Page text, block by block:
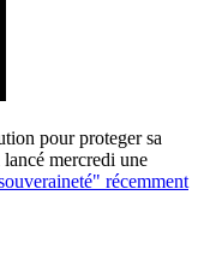
pour proteger sa
mercredi une
récemment